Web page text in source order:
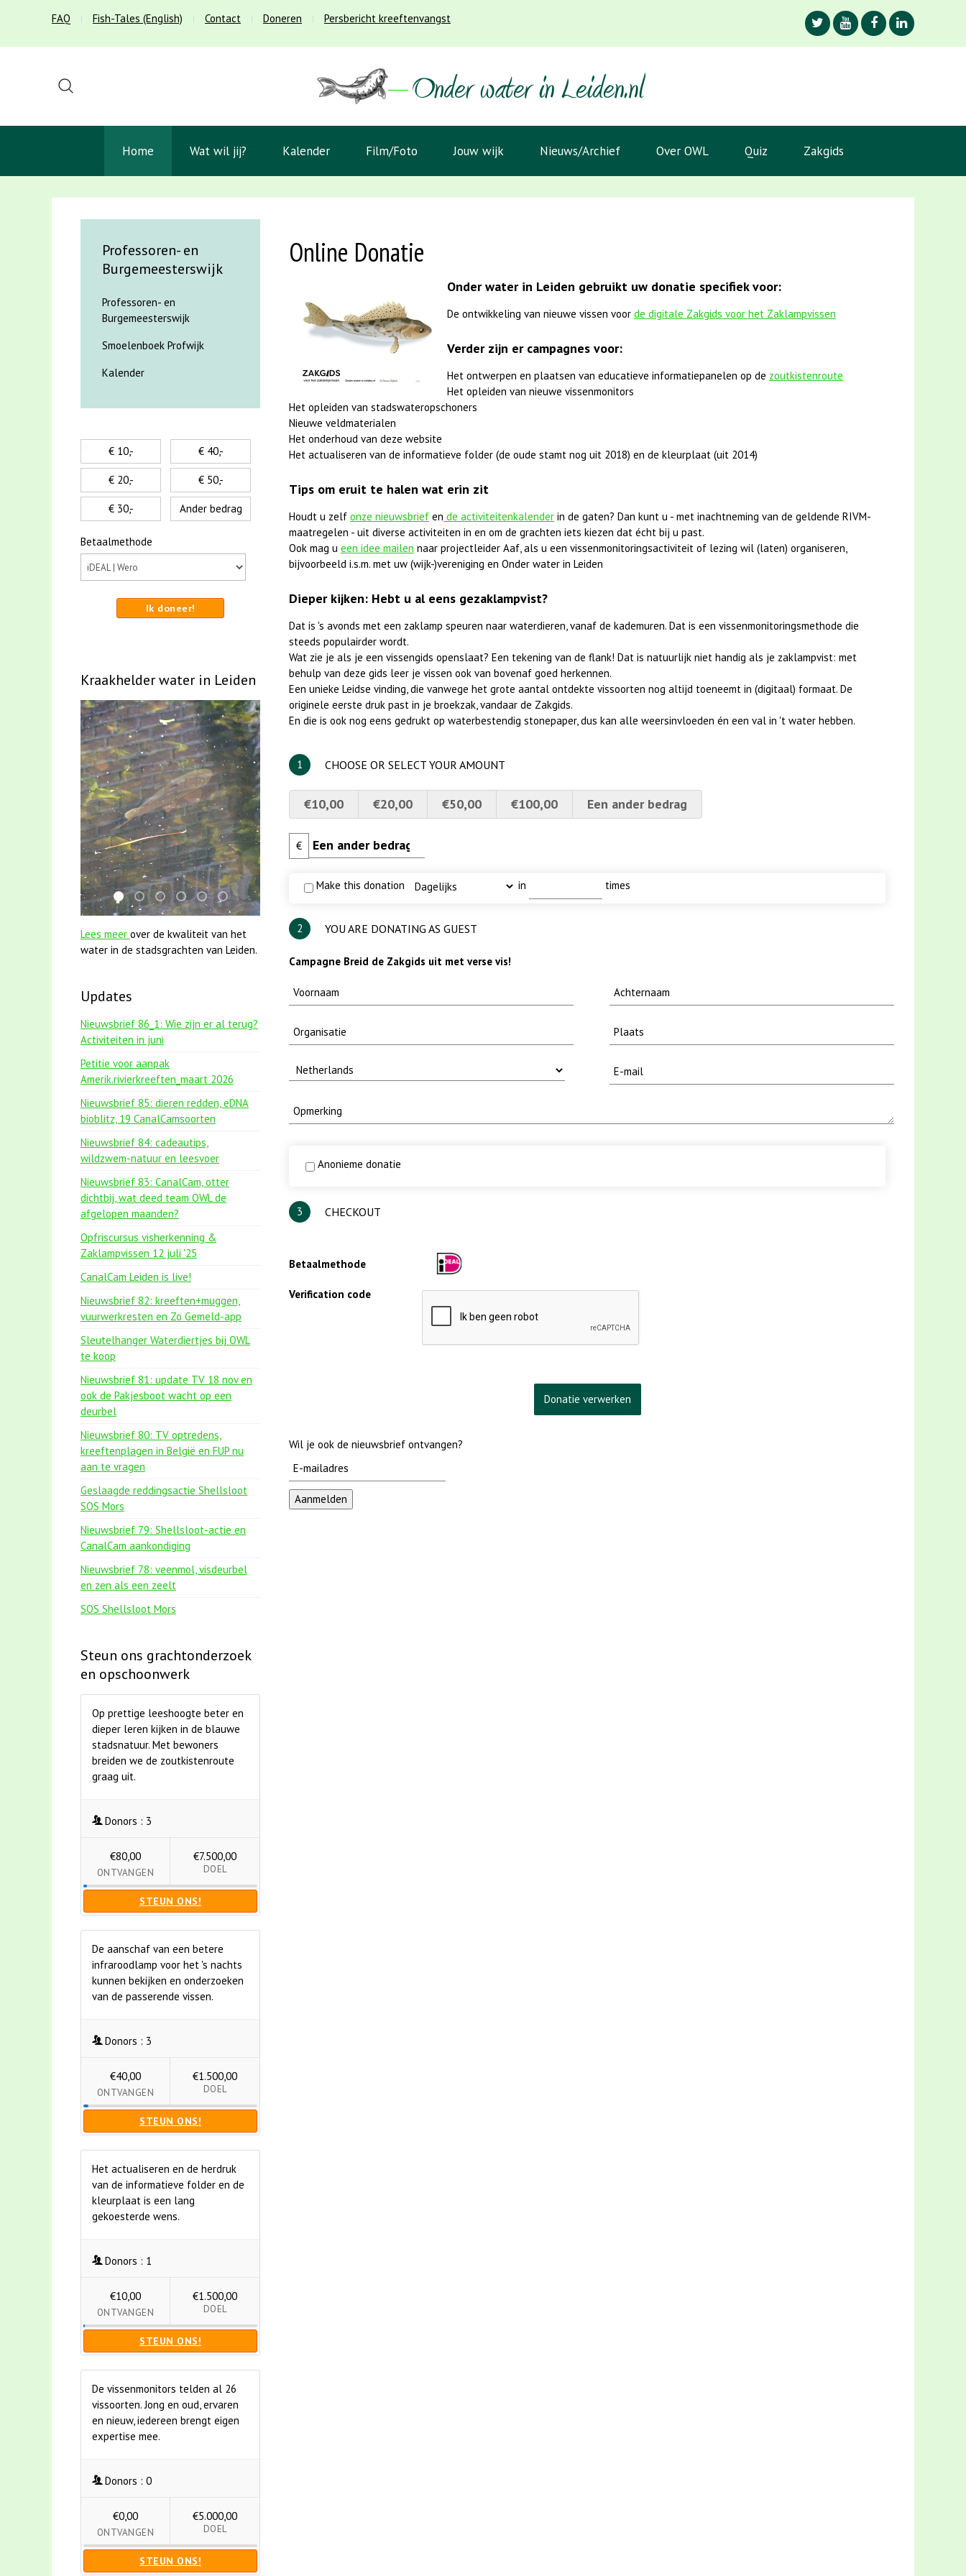
FAQ Fish-Tales (English) Contact Doneren Persbericht kreeftenvangst
Home Wat wil jij? Kalender Film/Foto Jouw wijk Nieuws/Archief Over OWL Quiz Zakgids
Online Donatie
Onder water in Leiden gebruikt uw donatie specifiek voor:
De ontwikkeling van nieuwe vissen voor de digitale Zakgids voor het Zaklampvissen
Verder zijn er campagnes voor:
Het ontwerpen en plaatsen van educatieve informatiepanelen op de zoutkistenroute
Het opleiden van nieuwe vissenmonitors
Het opleiden van stadswateropschoners
Nieuwe veldmaterialen
Het onderhoud van deze website
Het actualiseren van de informatieve folder (de oude stamt nog uit 2018) en de kleurplaat (uit 2014)
Tips om eruit te halen wat erin zit
Houdt u zelf onze nieuwsbrief en de activiteitenkalender in de gaten? Dan kunt u - met inachtneming van de geldende RIVM-
maatregelen - uit diverse activiteiten in en om de grachten iets kiezen dat écht bij u past.
Ook mag u een idee mailen naar projectleider Aaf, als u een vissenmonitoringsactiviteit of lezing wil (laten) organiseren,
bijvoorbeeld i.s.m. met uw (wijk-)vereniging en Onder water in Leiden
Dieper kijken: Hebt u al eens gezaklampvist?
Dat is 's avonds met een zaklamp speuren naar waterdieren, vanaf de kademuren. Dat is een vissenmonitoringsmethode die
steeds populairder wordt.
Wat zie je als je een vissengids openslaat? Een tekening van de flank! Dat is natuurlijk niet handig als je zaklampvist: met
behulp van deze gids leer je vissen ook van bovenaf goed herkennen.
Een unieke Leidse vinding, die vanwege het grote aantal ontdekte vissoorten nog altijd toeneemt in (digitaal) formaat. De
originele eerste druk past in je broekzak, vandaar de Zakgids.
En die is ook nog eens gedrukt op waterbestendig stonepaper, dus kan alle weersinvloeden én een val in 't water hebben.
1 CHOOSE OR SELECT YOUR AMOUNT
€10,00 €20,00 €50,00 €100,00 Een ander bedrag
€
Make this donation in times
2 YOU ARE DONATING AS GUEST
Campagne Breid de Zakgids uit met verse vis!
Anonieme donatie
3 CHECKOUT
Betaalmethode
Verification code
Wil je ook de nieuwsbrief ontvangen?
Professoren- en
Burgemeesterswijk
Professoren- en
Burgemeesterswijk
Smoelenboek Profwijk
Kalender
€ 10,-
€ 20,-
€ 30,-
€ 40,-
€ 50,-
Ander bedrag
Betaalmethode
Ik doneer!
Kraakhelder water in Leiden
karper met kattenklimtouw
smoelenboek fifi en karper nieuwsbrief-
mei2021 1 snoekje elly
jun2021 zaklv 5 snoekje MOOI
mei2021 watervogelmethode fuut met baars
jun2021 28 brasem en rietvoorns 4a verscherpt
Lees meer over de kwaliteit van het
water in de stadsgrachten van Leiden.
Updates
Nieuwsbrief 86_1: Wie zijn er al terug?
Activiteiten in juni
Petitie voor aanpak
Amerik.rivierkreeften_maart 2026
Nieuwsbrief 85: dieren redden, eDNA
bioblitz, 19 CanalCamsoorten
Nieuwsbrief 84: cadeautips,
wildzwem-natuur en leesvoer
Nieuwsbrief 83: CanalCam, otter
dichtbij, wat deed team OWL de
afgelopen maanden?
Opfriscursus visherkenning &
Zaklampvissen 12 juli '25
CanalCam Leiden is live!
Nieuwsbrief 82: kreeften+muggen,
vuurwerkresten en Zo Gemeld-app
Sleutelhanger Waterdiertjes bij OWL
te koop
Nieuwsbrief 81: update TV 18 nov en
ook de Pakjesboot wacht op een
deurbel
Nieuwsbrief 80: TV optredens,
kreeftenplagen in België en FUP nu
aan te vragen
Geslaagde reddingsactie Shellsloot
SOS Mors
Nieuwsbrief 79: Shellsloot-actie en
CanalCam aankondiging
Nieuwsbrief 78: veenmol, visdeurbel
en zen als een zeelt
SOS Shellsloot Mors
Steun ons grachtonderzoek
en opschoonwerk
Op prettige leeshoogte beter en
dieper leren kijken in de blauwe
stadsnatuur. Met bewoners
breiden we de zoutkistenroute
graag uit.
Donors : 3
€80,00
ONTVANGEN
€7.500,00
DOEL
STEUN ONS!
De aanschaf van een betere
infraroodlamp voor het 's nachts
kunnen bekijken en onderzoeken
van de passerende vissen.
Donors : 3
€40,00
ONTVANGEN
€1.500,00
DOEL
STEUN ONS!
Het actualiseren en de herdruk
van de informatieve folder en de
kleurplaat is een lang
gekoesterde wens.
Donors : 1
€10,00
ONTVANGEN
€1.500,00
DOEL
STEUN ONS!
De vissenmonitors telden al 26
vissoorten. Jong en oud, ervaren
en nieuw, iedereen brengt eigen
expertise mee.
Donors : 0
€0,00
ONTVANGEN
€5.000,00
DOEL
STEUN ONS!